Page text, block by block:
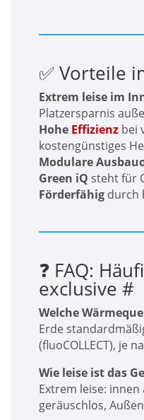
✅ Vorteile
Extrem leise im
Platzersparnis
Hohe Effizienz bei
kostengünstiges
Modulare
Green iQ steht für
Förderfähig durch
❓ FAQ:
exclusive#
Welche
Erde
(fluoCOLLECT), je
Wie leise ist das
Extrem leise:
geräuschlos,